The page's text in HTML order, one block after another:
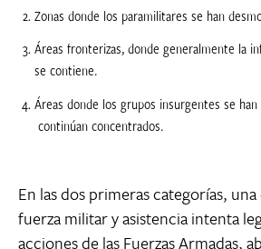
Zonas donde los paramilitares se han
Áreas fronterizas, donde generalmente la
se contiene.
Áreas donde los grupos insurgentes se
continúan concentrados.
En las dos primeras categorías,
fuerza militar y asistencia intenta
acciones de las Fuerzas Armadas,